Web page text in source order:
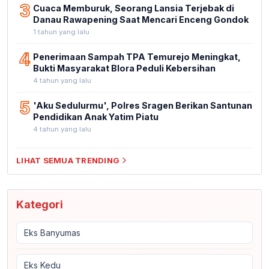
3 Cuaca Memburuk, Seorang Lansia Terjebak di
Danau Rawapening Saat Mencari Enceng Gondok
1 tahun yang lalu
4 Penerimaan Sampah TPA Temurejo Meningkat,
Bukti Masyarakat Blora Peduli Kebersihan
4 tahun yang lalu
5 'Aku Sedulurmu', Polres Sragen Berikan Santunan
Pendidikan Anak Yatim Piatu
4 tahun yang lalu
LIHAT SEMUA TRENDING
Kategori
Eks Banyumas
Eks Kedu